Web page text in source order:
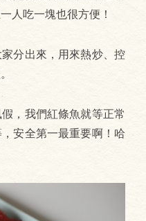
人吃一塊也很方便！
分出來，用來熱炒、控
，我們紅條魚就等正常
安全第一最重要啊！哈